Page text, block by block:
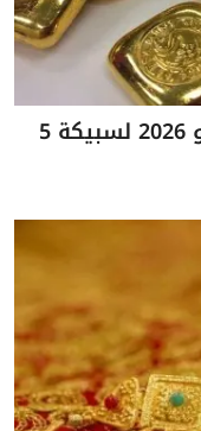
سعر الذهب اليوم الاثنين 11 مايو 2026 لسبيكة 5